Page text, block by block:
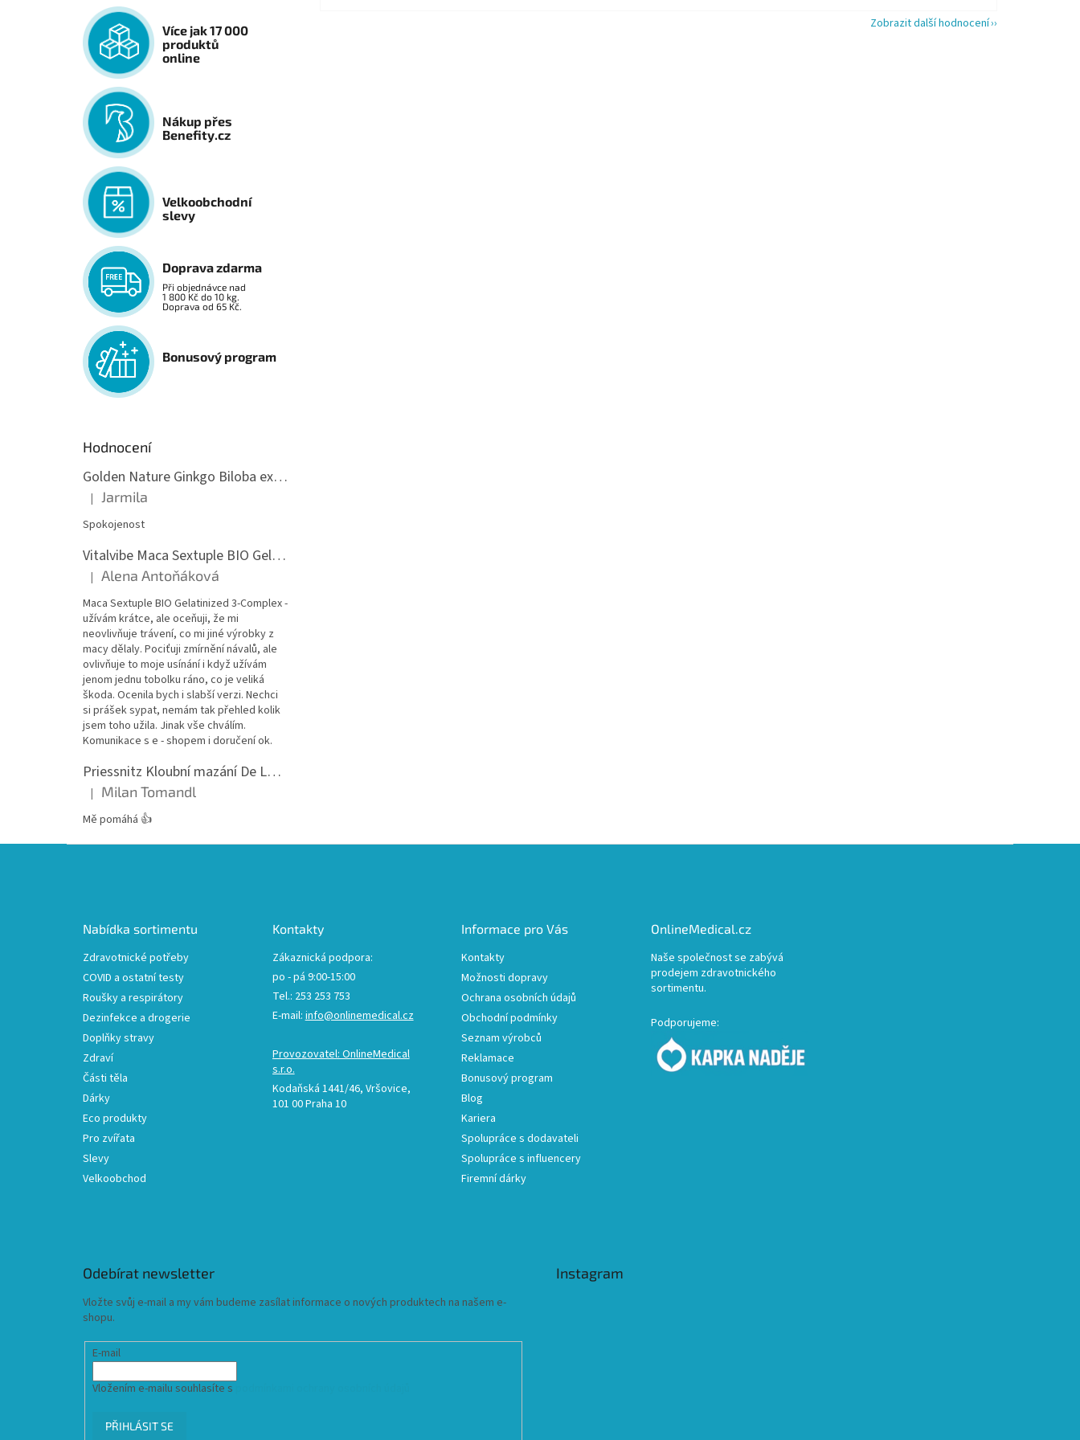
Více jak 17 000
produktů
online
Nákup přes
Benefity.cz
Velkoobchodní
slevy
Doprava zdarma
Při objednávce nad
1 800 Kč do 10 kg.
Doprava od 65 Kč.
Bonusový program
Hodnocení
Golden Nature Ginkgo Biloba extrakt 50:1 60mg, 100 kapslí
Hodnocení produktu je 5 z 5 hvězdiček.
| Jarmila
Spokojenost
Vitalvibe Maca Sextuple BIO Gelatinized 3-Complex, 60 kapslí
Hodnocení produktu je 5 z 5 hvězdiček.
| Alena Antoňáková
Maca Sextuple BIO Gelatinized 3-Complex -
užívám krátce, ale oceňuji, že mi
neovlivňuje trávení, co mi jiné výrobky z
macy dělaly. Pociťuji zmírnění návalů, ale
ovlivňuje to moje usínání i když užívám
jenom jednu tobolku ráno, co je veliká
škoda. Ocenila bych i slabší verzi. Nechci
si prášek sypat, nemám tak přehled kolik
jsem toho užila. Jinak vše chválím.
Komunikace s e - shopem i doručení ok.
Priessnitz Kloubní mazání De Luxe, 200ml
Hodnocení produktu je 5 z 5 hvězdiček.
| Milan Tomandl
Mě pomáhá 👍
Zobrazit další hodnocení
Nabídka sortimentu
Zdravotnické potřeby
COVID a ostatní testy
Roušky a respirátory
Dezinfekce a drogerie
Doplňky stravy
Zdraví
Části těla
Dárky
Eco produkty
Pro zvířata
Slevy
Velkoobchod
Kontakty
Zákaznická podpora:
po - pá 9:00-15:00
Tel.: 253 253 753
E-mail: info@onlinemedical.cz
Provozovatel: OnlineMedical
s.r.o.
Kodaňská 1441/46, Vršovice,
101 00 Praha 10
Informace pro Vás
Kontakty
Možnosti dopravy
Ochrana osobních údajů
Obchodní podmínky
Seznam výrobců
Reklamace
Bonusový program
Blog
Kariera
Spolupráce s dodavateli
Spolupráce s influencery
Firemní dárky
OnlineMedical.cz
Naše společnost se zabývá
prodejem zdravotnického
sortimentu.
Podporujeme:
Odebírat newsletter
Vložte svůj e-mail a my vám budeme zasílat informace o nových produktech na našem e-
shopu.
E-mail
Vložením e-mailu souhlasíte s
PŘIHLÁSIT SE
Instagram